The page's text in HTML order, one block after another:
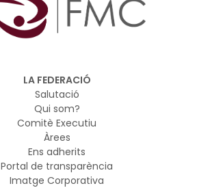
LA FEDERACIÓ
Salutació
Qui som?
Comitè Executiu
Àrees
Ens adherits
Portal de transparència
Imatge Corporativa